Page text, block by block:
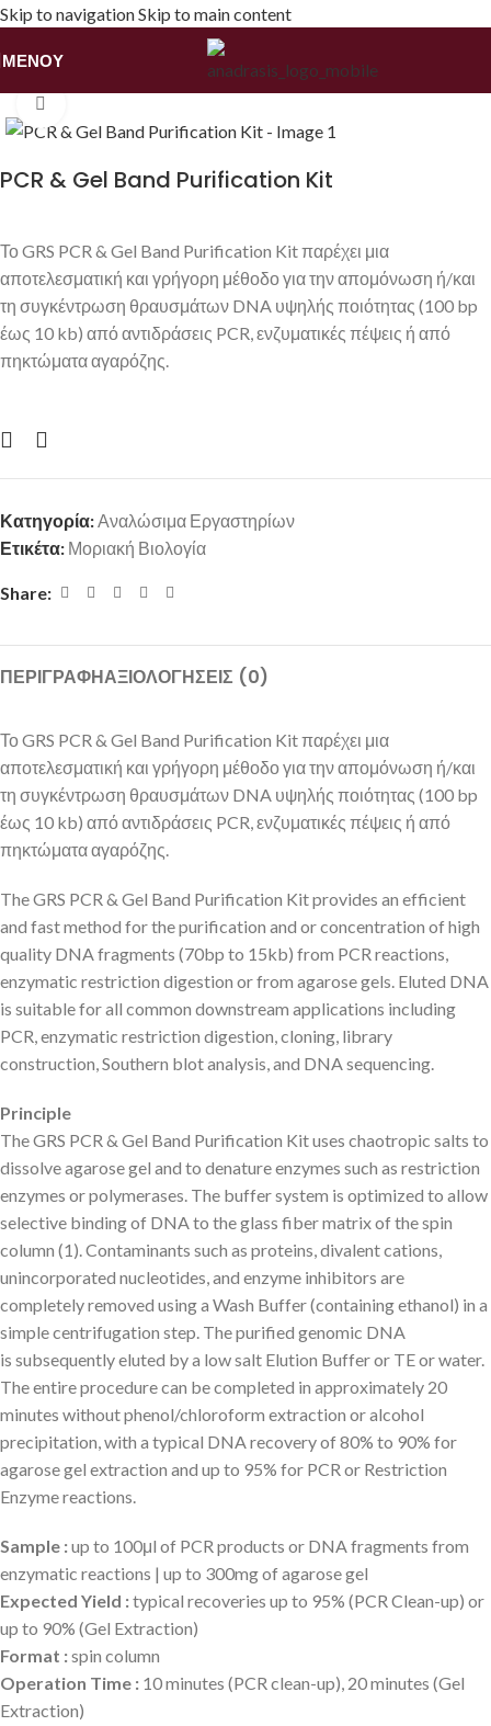
Skip to navigationSkip to main content
ΜΕΝΟΎ
Αναλώσιμα Εργαστηρίων
PCR & Gel Band Purification Kit
Το GRS PCR & Gel Band Purification Kit παρέχει μια
αποτελεσματική και γρήγορη μέθοδο για την απομόνωση ή/και
τη συγκέντρωση θραυσμάτων DNA υψηλής ποιότητας (100 bp
έως 10 kb) από αντιδράσεις PCR, ενζυματικές πέψεις ή από
πηκτώματα αγαρόζης.
Κατηγορία:Αναλώσιμα Εργαστηρίων
Ετικέτα: Μοριακή Βιολογία
Share:
ΠΕΡΙΓΡΑΦΉΑΞΙΟΛΟΓΉΣΕΙΣ (0)
Το GRS PCR & Gel Band Purification Kit παρέχει μια
αποτελεσματική και γρήγορη μέθοδο για την απομόνωση ή/και
τη συγκέντρωση θραυσμάτων DNA υψηλής ποιότητας (100 bp
έως 10 kb) από αντιδράσεις PCR, ενζυματικές πέψεις ή από
πηκτώματα αγαρόζης.
The GRS PCR & Gel Band Purification Kit provides an efficient
and fast method for the purification and or concentration of high
quality DNA fragments (70bp to 15kb) from PCR reactions,
enzymatic restriction digestion or from agarose gels. Eluted DNA
is suitable for all common downstream applications including
PCR, enzymatic restriction digestion, cloning, library
construction, Southern blot analysis, and DNA sequencing.
Principle
The GRS PCR & Gel Band Purification Kit uses chaotropic salts to
dissolve agarose gel and to denature enzymes such as restriction
enzymes or polymerases. The buffer system is optimized to allow
selective binding of DNA to the glass fiber matrix of the spin
column (1). Contaminants such as proteins, divalent cations,
unincorporated nucleotides, and enzyme inhibitors are
completely removed using a Wash Buffer (containing ethanol) in a
simple centrifugation step. The purified genomic DNA
is subsequently eluted by a low salt Elution Buffer or TE or water.
The entire procedure can be completed in approximately 20
minutes without phenol/chloroform extraction or alcohol
precipitation, with a typical DNA recovery of 80% to 90% for
agarose gel extraction and up to 95% for PCR or Restriction
Enzyme reactions.
Sample :up to 100μl of PCR products or DNA fragments from
enzymatic reactions | up to 300mg of agarose gel
Expected Yield :typical recoveries up to 95% (PCR Clean-up) or
up to 90% (Gel Extraction)
Format :spin column
Operation Time : 10 minutes (PCR clean-up), 20 minutes (Gel
Extraction)